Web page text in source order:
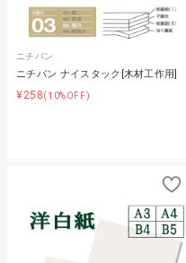
ニチバン
ニチバン ナイスタック[木材工作用]
¥258(10%OFF)